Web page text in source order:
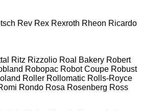
Rev Rex Rexroth Rheon Ricardo
Ritz Rizzolio Roal Bakery Robert
Robopac Robot Coupe Robust
Roller Rollomatic Rolls-Royce
Rondo Rosa Rosenberg Ross